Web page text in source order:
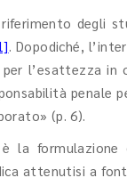
degli
. Dopodiché,
l’esattezza in
penale
(p. 6).
è la
attenutisi a